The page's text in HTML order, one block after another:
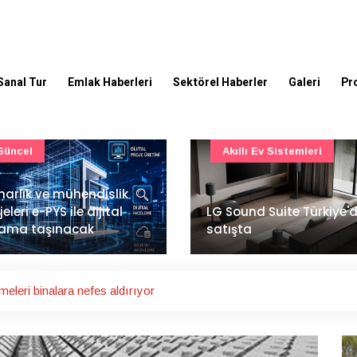
Tur Emlak Haberleri Sektörel Haberler Galeri
Suite Türkiye'de
Ev Sistemleri
İstanbul Havalimanı'nın
ana pistinde sona doğru
Ulaşım
binalara nefes aldırıyor